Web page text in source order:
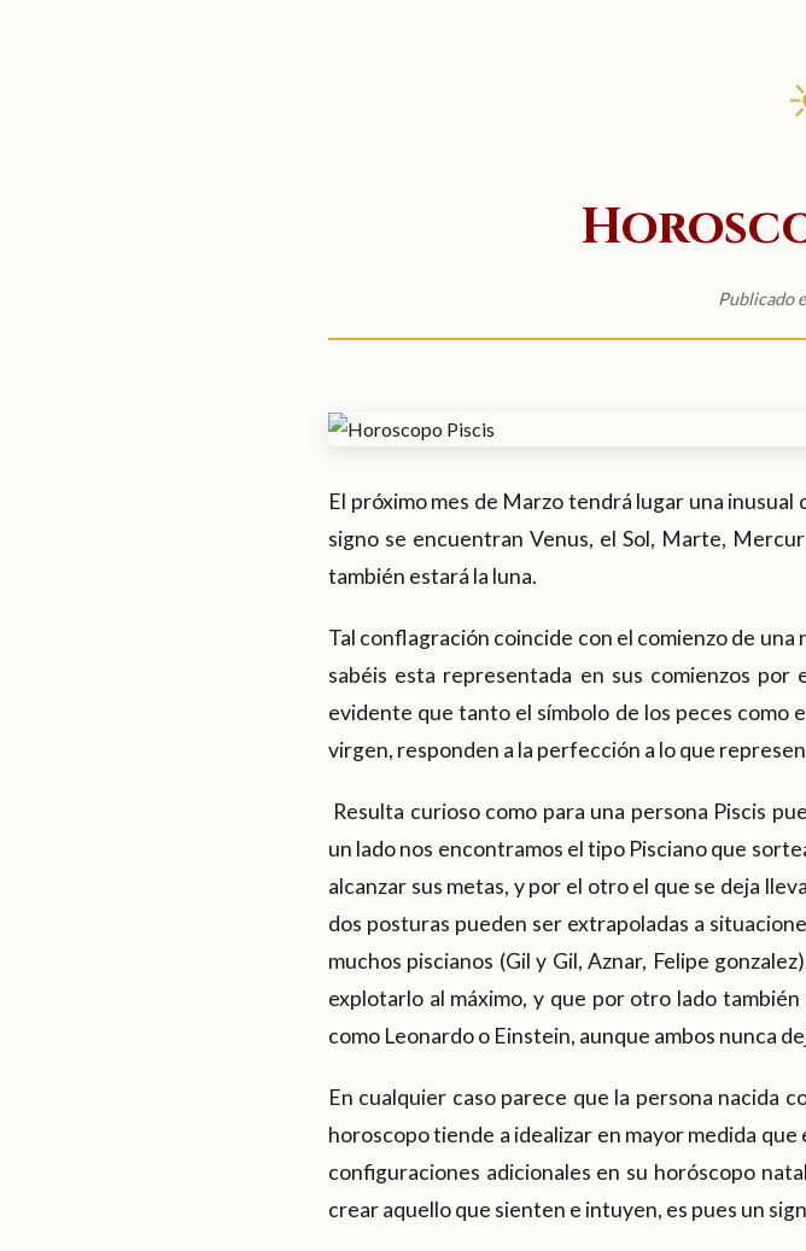
Publicado
El próximo mes de Marzo tendrá lugar una
signo se encuentran Venus, el Sol, Marte,
también estará la luna.
Tal conflagración coincide con el comienzo de una
sabéis esta representada en sus comienzos por
evidente que tanto el símbolo de los peces como
virgen, responden a la perfección a lo que
Resulta curioso como para una persona Piscis
un lado nos encontramos el tipo Pisciano que
alcanzar sus metas, y por el otro el que se deja
dos posturas pueden ser extrapoladas a
muchos piscianos (Gil y Gil, Aznar, Felipe
explotarlo al máximo, y que por otro lado
como Leonardo o Einstein, aunque ambos nunca
En cualquier caso parece que la persona nacida
horoscopo tiende a idealizar en mayor medida
configuraciones adicionales en su horóscopo
crear aquello que sienten e intuyen, es pues un